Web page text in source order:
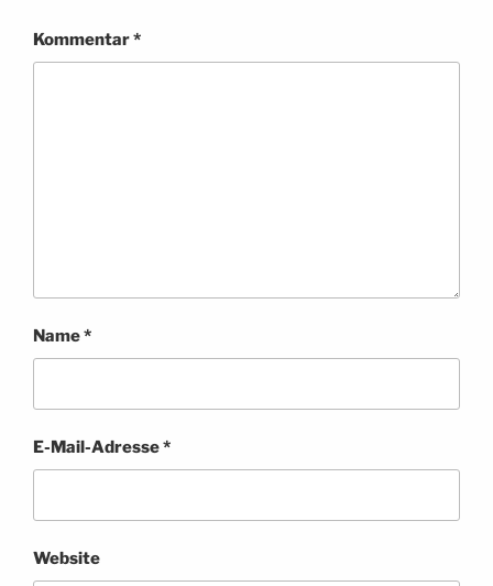
Kommentar*
Name*
E-Mail-Adresse*
Website